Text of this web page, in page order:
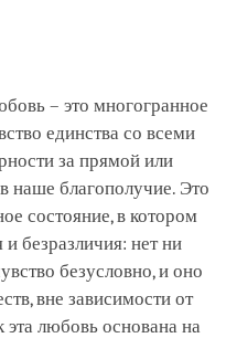
– это многогранное
единства со всеми
за прямой или
наше благополучие. Это
состояние, в котором
безразличия: нет ни
безусловно, и оно
вне зависимости от
эта любовь основана на